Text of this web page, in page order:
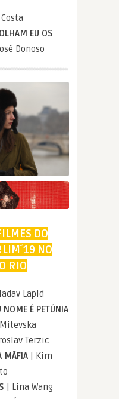
EU OS
Donoso
DO
NO
RIO
Lapid
NOME É PETÚNIA
Terzic
MÁFIA | Kim
| Lina Wang